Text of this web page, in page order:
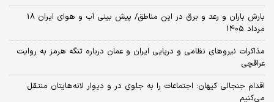
بارش باران و رعد و برق در این مناطق/ پیش بینی آب و هوای ایران 18
مرداد 1405
مذاکرات نیروهای نظامی و دریایی ایران و عمان درباره تنگه هرمز به روایت
عراقچی
اقدام جنجالی کیهان: اجتماعات را به جلوی در و دیوار لانه‌هایتان منتقل
می‌کنیم